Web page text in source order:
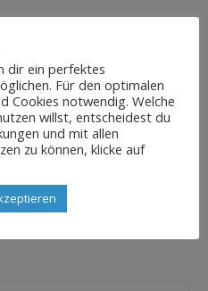
dir ein perfektes
Für den optimalen
Cookies notwendig. Welche
willst, entscheidest du
und mit allen
zu können, klicke auf